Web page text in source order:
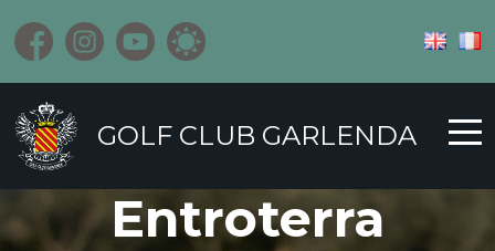
GOLF CLUB GARLENDA
Entroterra